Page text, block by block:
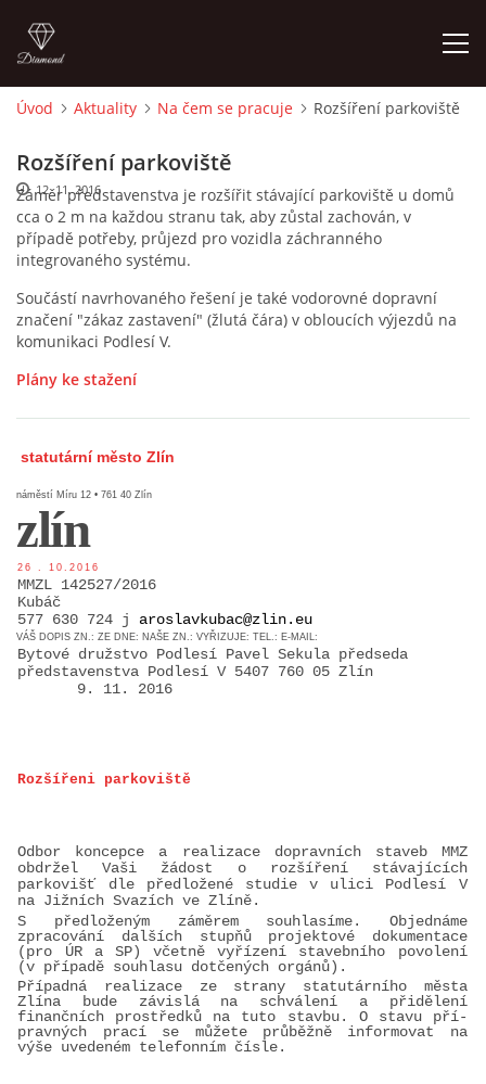
AKTUALITY
CENY NÁJMU G, GS V ROCE 2003 SMZ
CENY NÁJMŮ G, GS V LETECH 2024 A 2025 SMZ
FINANCOVÁNÍ VÝSTAVBY
PROHLÁŠENÍ VLASTNÍKA 2023
DOMOVNÍ SCHŮZE DNE 13. 5. 2024 - VIDEO
ČLENSKÁ SCHŮZE 1. 2. 2024
KDO JE KDO?
EKONOMIKA
JEDNÁNÍ SE SMZ O PŘEVODU MAJETKOVÝCH PODÍLÚ
HISTORIE BD
A-NÁVRH NAROVNÁNÍ BD
Úvod Aktuality Na čem se pracuje Rozšíření parkoviště
Rozšíření parkoviště
Záměr představenstva je rozšířit stávající parkoviště u domů
cca o 2 m na každou stranu tak, aby zůstal zachován, v
případě potřeby, průjezd pro vozidla záchranného
integrovaného systému.
Součástí navrhovaného řešení je také vodorovné dopravní
značení "zákaz zastavení" (žlutá čára) v obloucích výjezdů na
komunikaci Podlesí V.
Plány ke stažení
12. 11. 2016
statutární město Zlín
náměstí Míru 12 • 761 40 Zlín
zlín
26 . 10.2016
MMZL 142527/2016
Kubáč
577 630 724 j aroslavkubac@zlin.eu
VÁŠ DOPIS ZN.: ZE DNE: NAŠE ZN.: VYŘIZUJE: TEL.: E-MAIL:
Bytové družstvo Podlesí Pavel Sekula předseda
představenstva Podlesí V 5407 760 05 Zlín
9. 11. 2016
Rozšířeni parkoviště
Odbor koncepce a realizace dopravních staveb MMZ
obdržel Vaši žádost o rozšíření stávajících
parkovišť dle předložené studie v ulici Podlesí V
na Jižních Svazích ve Zlíně.
S předloženým záměrem souhlasíme. Objednáme
zpracování dalších stupňů pro­jektové dokumentace
(pro ÚR a SP) včetně vyřízení stavebního povolení
(v případě souhlasu dotčených orgánů).
Případná realizace ze strany statutárního města
Zlína bude závislá na schválení a přidělení
finančních prostředků na tuto stavbu. O stavu pří­
pravných prací se můžete průběžně informovat na
výše uvedeném telefonním čísle.